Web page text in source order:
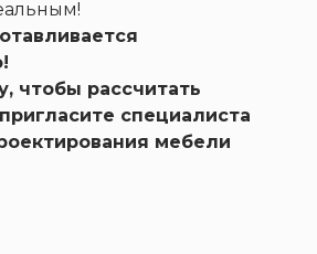
чтобы рассчитать
специалиста
мебели